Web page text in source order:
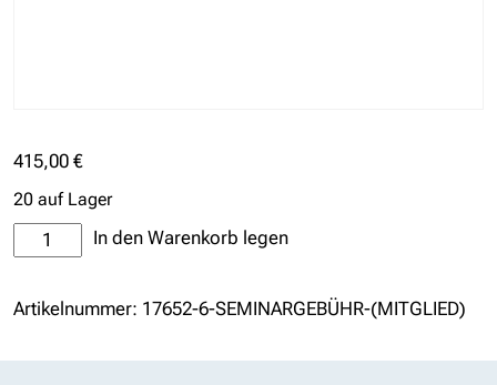
415,00 €
20 auf Lager
Seminargebühr
(Mitglied)
In den Warenkorb legen
Artikelnummer: 17652-6-SEMINARGEBÜHR-(MITGLIED)